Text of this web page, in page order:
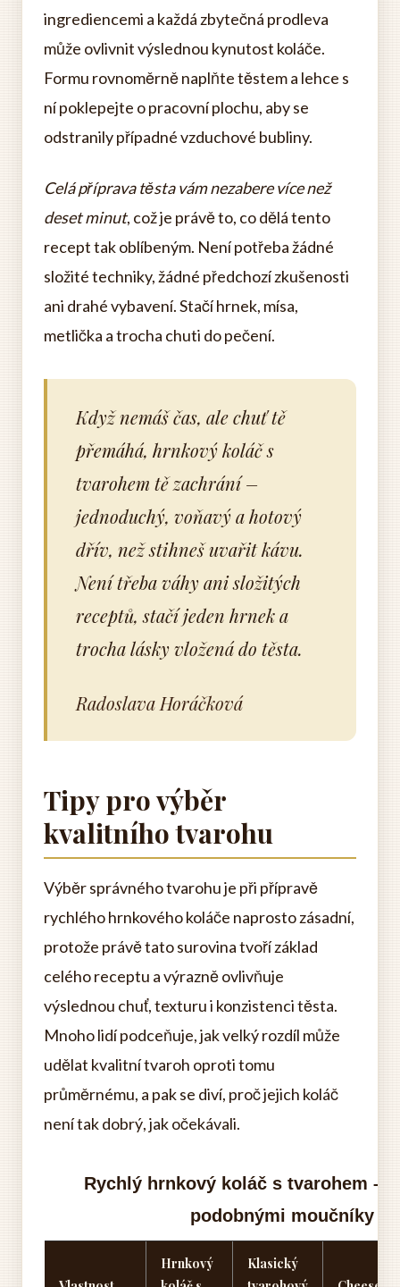
ingrediencemi a každá zbytečná prodleva
může ovlivnit výslednou kynutost koláče.
Formu rovnoměrně naplňte těstem a lehce s
ní poklepejte o pracovní plochu, aby se
odstranily případné vzduchové bubliny.
Celá příprava těsta vám nezabere více než
deset minut, což je právě to, co dělá tento
recept tak oblíbeným. Není potřeba žádné
složité techniky, žádné předchozí zkušenosti
ani drahé vybavení. Stačí hrnek, mísa,
metlička a trocha chuti do pečení.
Když nemáš čas, ale chuť tě
přemáhá, hrnkový koláč s
tvarohem tě zachrání –
jednoduchý, voňavý a hotový
dřív, než stihneš uvařit kávu.
Není třeba váhy ani složitých
receptů, stačí jeden hrnek a
trocha lásky vložená do těsta.
Radoslava Horáčková
Tipy pro výběr
kvalitního tvarohu
Výběr správného tvarohu je při přípravě
rychlého hrnkového koláče naprosto zásadní,
protože právě tato surovina tvoří základ
celého receptu a výrazně ovlivňuje
výslednou chuť, texturu i konzistenci těsta.
Mnoho lidí podceňuje, jak velký rozdíl může
udělat kvalitní tvaroh oproti tomu
průměrnému, a pak se diví, proč jejich koláč
není tak dobrý, jak očekávali.
Rychlý hrnkový koláč s tvarohem –
podobnými moučníky
Hrnkový
Klasický